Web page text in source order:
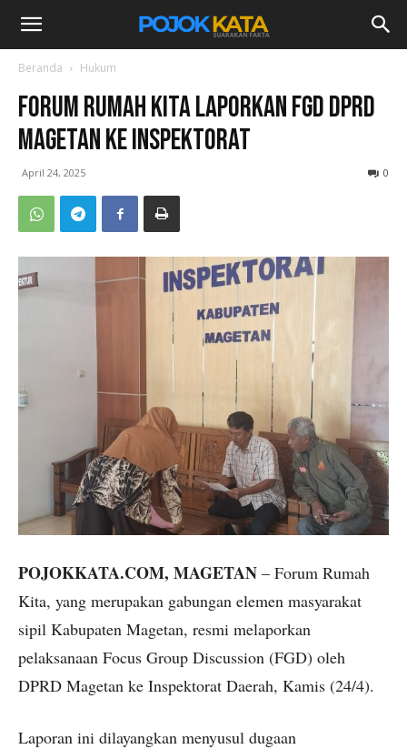
Beranda Hukum
Forum Rumah Kita Laporkan FGD DPRD
Magetan ke Inspektorat
April 24, 2025 0
POJOKKATA.COM, MAGETAN – Forum Rumah
Kita, yang merupakan gabungan elemen masyarakat
sipil Kabupaten Magetan, resmi melaporkan
pelaksanaan Focus Group Discussion (FGD) oleh
DPRD Magetan ke Inspektorat Daerah, Kamis (24/4).
Laporan ini dilayangkan menyusul dugaan